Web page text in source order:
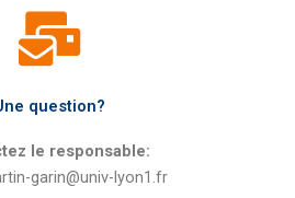
question?
le responsable:
garin@univ-lyon1.fr